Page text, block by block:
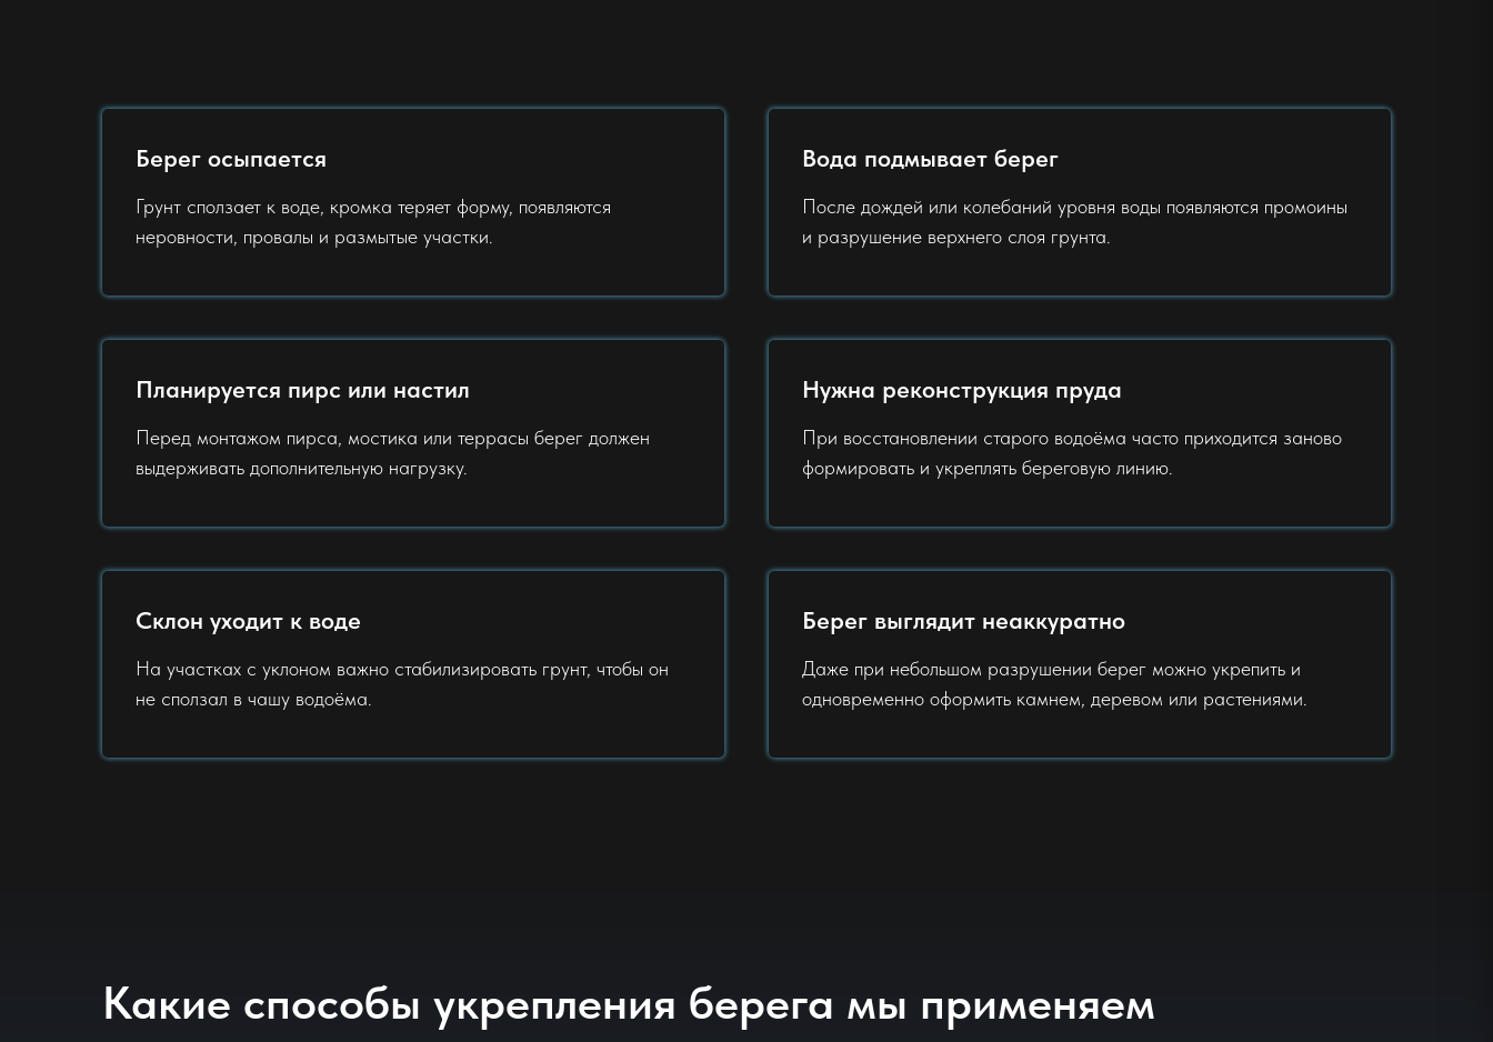
Берег осыпается
Грунт сползает к воде, кромка теряет форму, появляются
неровности, провалы и размытые участки.
Вода подмывает берег
После дождей или колебаний уровня воды появляются промоины
и разрушение верхнего слоя грунта.
Планируется пирс или настил
Перед монтажом пирса, мостика или террасы берег должен
выдерживать дополнительную нагрузку.
Нужна реконструкция пруда
При восстановлении старого водоёма часто приходится заново
формировать и укреплять береговую линию.
Склон уходит к воде
На участках с уклоном важно стабилизировать грунт, чтобы он
не сползал в чашу водоёма.
Берег выглядит неаккуратно
Даже при небольшом разрушении берег можно укрепить и
одновременно оформить камнем, деревом или растениями.
Какие способы укрепления берега мы применяем